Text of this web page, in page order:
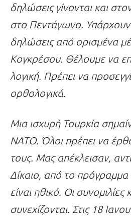
δηλώσεις γίνονται και
στο Πεντάγωνο. Υπάρχουν
δηλώσεις από ορισμένα
Κογκρέσου. Θέλουμε να
λογική. Πρέπει να
ορθολογικά.
Μια ισχυρή Τουρκία
ΝΑΤΟ. Όλοι πρέπει να
τους. Μας απέκλεισαν,
Δίκαιο, από το πρόγραμμα
είναι ηθικό. Οι συνομιλίες
συνεχίζονται. Στις 18